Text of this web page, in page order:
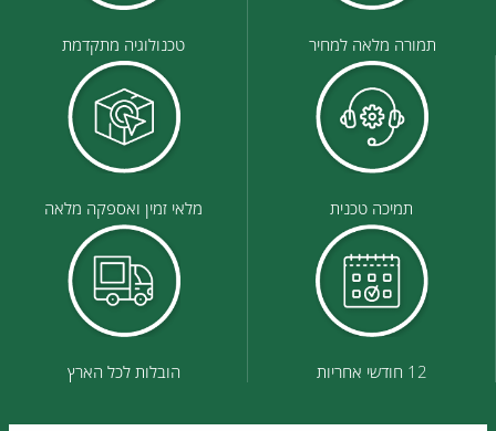
תמורה מלאה למחיר טכנולוגיה מתקדמת
תמיכה טכנית מלאי זמין ואספקה מלאה
12 חודשי אחריות הובלות לכל הארץ